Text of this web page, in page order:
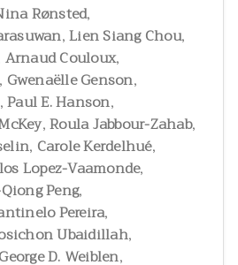
Rønsted,
,Lien Siang Chou,
Arnaud Couloux,
, Gwenaëlle Genson,
,Paul E. Hanson,
,Roula Jabbour-Zahab,
, Carole Kerdelhué,
Lopez-Vaamonde,
Peng,
Pereira,
Ubaidillah,
George D. Weiblen,
ก
กป่า
ตสาหกรรม
1
กสัตว์
ย์
Blumea: Journal of Plant Taxonomy and Plant Geography